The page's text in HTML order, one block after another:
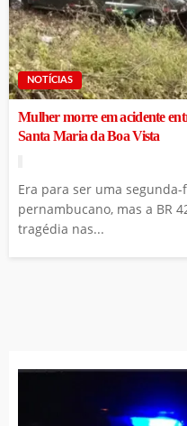
NOTÍCIAS
Mulher morre em acidente
Santa Maria da Boa Vista
Era para ser uma
pernambucano, mas a BR
tragédia nas...